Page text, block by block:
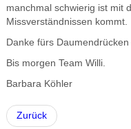
manchmal schwierig ist mit
Missverständnissen kommt.
Danke fürs
Bis morgen Team Willi.
Barbara Köhler
Zurück